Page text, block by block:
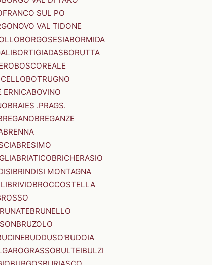
SUL PO
VAL TIDONE
BORGOSESIABORMIDA
BORTIGIADASBORUTTA
BOSCOREALE
BOTRUGNO
ERNICABOVINO
BRAIES .PRAGS.
BREGANZE
BRENNA
BRESIMO
BRIATICOBRICHERASIO
BRINDISI MONTAGNA
BRIVIOBROCCOSTELLA
BRUNELLO
BRUZOLO
BUDDUSO'BUDOIA
BULTEIBULZI